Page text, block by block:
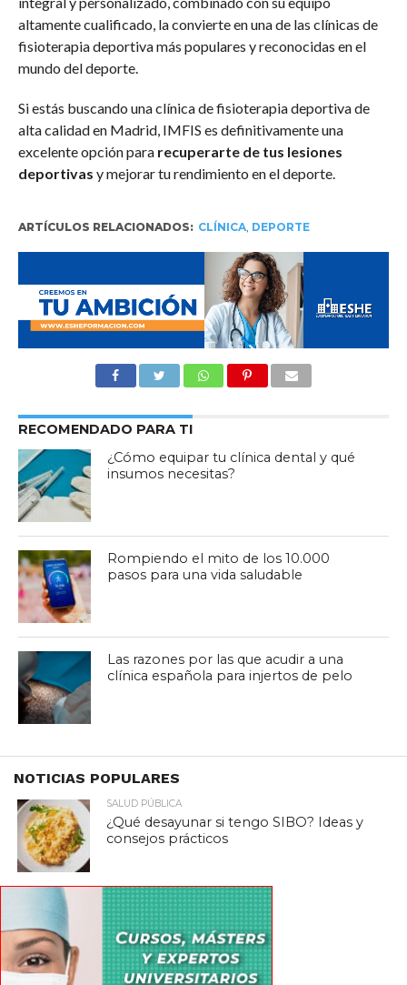
altamente cualificado, la convierte en una de las clínicas de
fisioterapia deportiva más populares y reconocidas en el
mundo del deporte.
Si estás buscando una clínica de fisioterapia deportiva de
alta calidad en Madrid, IMFIS es definitivamente una
excelente opción para recuperarte de tus lesiones
deportivas y mejorar tu rendimiento en el deporte.
ARTÍCULOS RELACIONADOS: CLÍNICA, DEPORTE
RECOMENDADO PARA TI
¿Cómo equipar tu clínica dental y qué
insumos necesitas?
Rompiendo el mito de los 10.000
pasos para una vida saludable
Las razones por las que acudir a una
clínica española para injertos de pelo
NOTICIAS POPULARES
SALUD PÚBLICA
¿Qué desayunar si tengo SIBO? Ideas y
consejos prácticos